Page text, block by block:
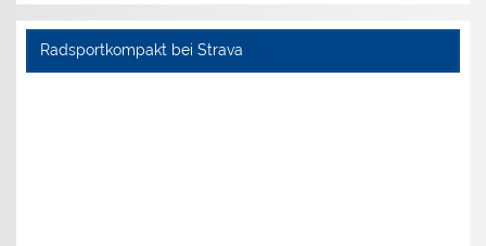
Radsportkompakt bei Strava